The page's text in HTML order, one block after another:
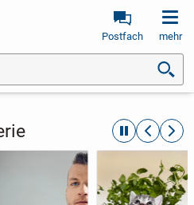
Postfach mehr
automatische